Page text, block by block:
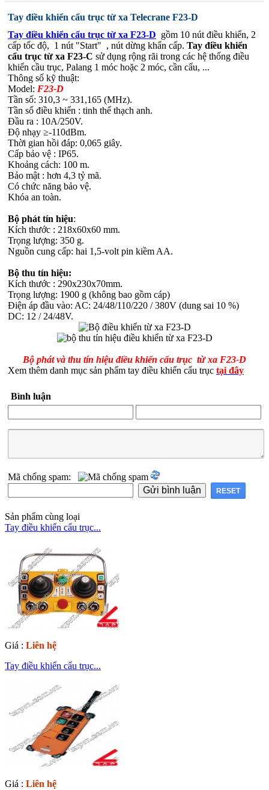
Tay điều khiển cẩu trục từ xa Telecrane F23-D
Tay điều khiển cẩu trục từ xa F23-D gồm 10 nút điều khiển, 2
cấp tốc độ, 1 nút "Start" , nút dừng khẩn cấp. Tay điều khiển
cẩu trục từ xa F23-C sử dụng rộng rãi trong các hệ thống điều
khiển cầu trục, Palang 1 móc hoặc 2 móc, cần cẩu, ...
Thông số kỹ thuật:
Model: F23-D
Tần số: 310,3 ~ 331,165 (MHz).
Tần số điều khiển : tinh thể thạch anh.
Đầu ra : 10A/250V.
Độ nhạy ≥-110dBm.
Thời gian hồi đáp: 0,065 giây.
Cấp bảo vệ : IP65.
Khoảng cách: 100 m.
Bảo mật : hơn 4,3 tỷ mã.
Có chức năng bảo vệ.
Khóa an toàn.
Bộ phát tín hiệu:
Kích thước : 218x60x60 mm.
Trọng lượng: 350 g.
Nguồn cung cấp: hai 1,5-volt pin kiềm AA.
Bộ thu tín hiệu:
Kích thước : 290x230x70mm.
Trọng lượng: 1900 g (không bao gồm cáp)
Điện áp đầu vào: AC: 24/48/110/220 / 380V (dung sai 10 %)
DC: 12 / 24/48V.
Bộ phát và thu tín hiệu điều khiển cẩu trục từ xa F23-D
Xem thêm danh mục sản phẩm tay điều khiển cẩu trục tại đây
Bình luận
Mã chống spam:
Sản phẩm cùng loại
Tay điều khiển cẩu trục...
Giá : Liên hệ
Tay điều khiển cẩu trục...
Giá : Liên hệ